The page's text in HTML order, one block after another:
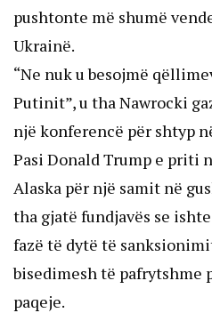
pushtonte më shumë
Ukrainë.
“Ne nuk u besojmë
Putinit”, u tha Nawrocki
një konferencë për shtyp
Pasi Donald Trump e priti
Alaska për një samit në
tha gjatë fundjavës se
fazë të dytë të
bisedimesh të pafrytshme
paqeje.